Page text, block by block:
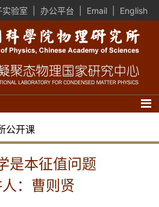
实验室 办公平台 Email English
公开课
是本征值问题
：曹则贤